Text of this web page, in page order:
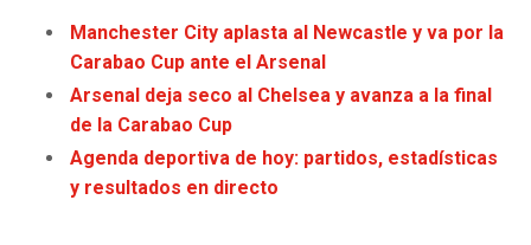
TITANS
COWBOYS
GIANTS
WARRIORS
CLIPPERS
LAKERS
Manchester City aplasta al Newcastle y va por la
Carabao Cup ante el Arsenal
Arsenal deja seco al Chelsea y avanza a la final
de la Carabao Cup
Agenda deportiva de hoy: partidos, estadísticas
y resultados en directo